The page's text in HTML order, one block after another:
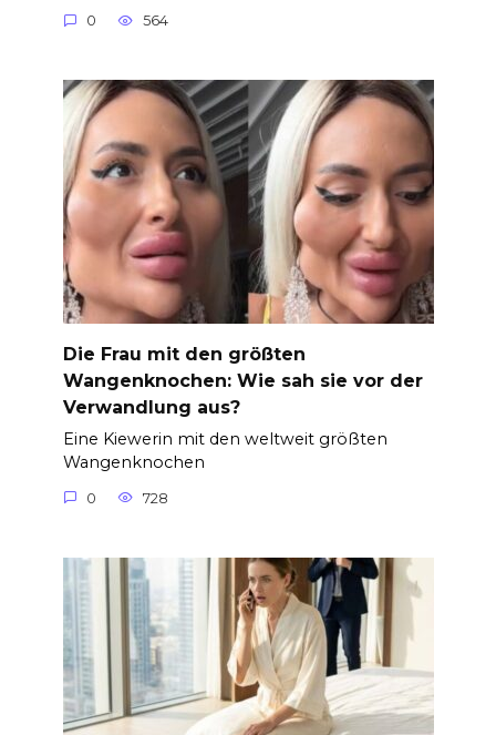
0 564
Die Frau mit den größten
Wangenknochen: Wie sah sie vor der
Verwandlung aus?
Eine Kiewerin mit den weltweit größten
Wangenknochen
0 728